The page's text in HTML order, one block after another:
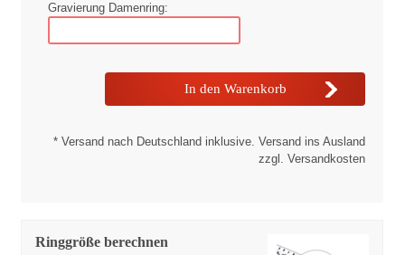
Gravierung Damenring:
* Versand nach Deutschland inklusive. Versand ins Ausland
zzgl. Versandkosten
Ringgröße berechnen